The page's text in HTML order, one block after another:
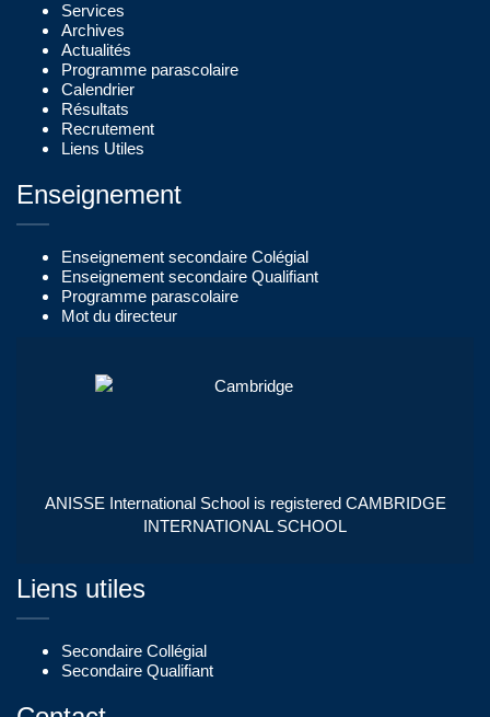
Services
Archives
Actualités
Programme parascolaire
Calendrier
Résultats
Recrutement
Liens Utiles
Enseignement
Enseignement secondaire Colégial
Enseignement secondaire Qualifiant
Programme parascolaire
Mot du directeur
ANISSE International School is registered CAMBRIDGE
INTERNATIONAL SCHOOL
Liens utiles
Secondaire Collégial
Secondaire Qualifiant